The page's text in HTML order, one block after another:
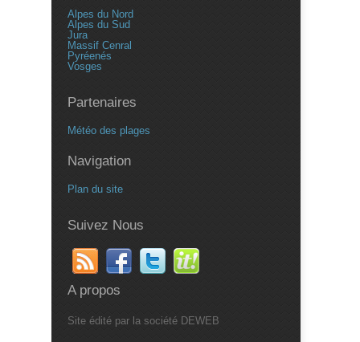
Alpes du Nord
Alpes du Sud
Jura
Massif Cenral
Pyréenés
Vosges
Partenaires
Météo des plages
Navigation
Plan du site
Suivez Nous
A propos
Site édité par la société DEWEB